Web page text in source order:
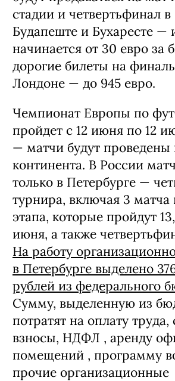
стадии и четвертьфинал в
Будапеште и Бухаресте —
начинается от 30 евро за
дорогие билеты на
Лондоне — до 945 евро.
Чемпионат Европы по
пройдет с 12 июня по 12
— матчи будут проведены
континента. В России
только в Петербурге —
турнира, включая 3 матча
этапа, которые пройдут
июня, а также
На работу
в Петербурге выделено
рублей из федерального
Сумму, выделенную из
потратят на оплату труда,
взносы, НДФЛ , аренду
помещений , программу
прочие организационные